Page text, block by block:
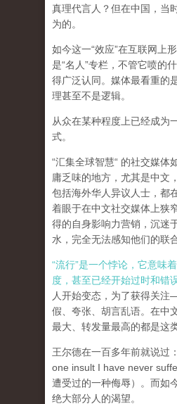
真理代言人？但在中国，当
为的。
如今这一“效应”在互联网
是“名人”专栏，不管它喷的
得广泛认同。媒体最看重的
理甚至不是逻辑。
从众在某种程度上已经成为
式。
“汇集全球智慧“ 的社交媒体
庸乏味的地方，尤其是中文
包括海外华人异议人士，都
着眼于在中文社交媒体上狭
得的自身影响力营销，沉迷
水，完全无法感知他们的联
“流行”是一个悖论，它意味
度，甚至已经开始过时和错
人开始变态，为了获得关
假、夸张、胡言乱语。在中
最大、转发量最高的都是这
王尔德在一百多年前就说过
one insult I have never
遭受过的一种侮辱）。而如
绝大部分人的渴望。